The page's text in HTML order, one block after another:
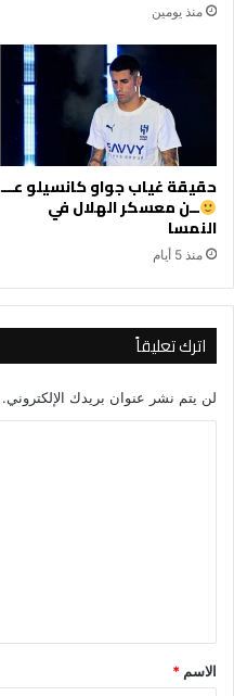
منذ يومين
حقيقة غياب جواو كانسيلو عـــ
ــن معسكر الهلال في
النمسا
منذ 5 أيام
اترك تعليقاً
لن يتم نشر عنوان بريدك الإلكتروني.
*
الاسم *